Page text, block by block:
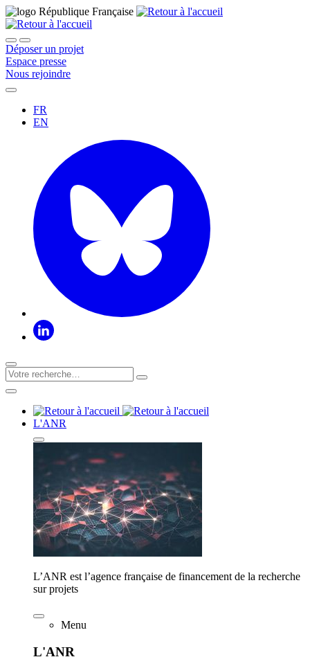
Déposer un projet
Espace presse
Nous rejoindre
FR
EN
L'ANR
L’ANR est l’agence française de financement de la recherche
sur projets
Menu
L'ANR